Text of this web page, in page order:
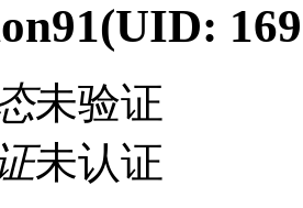
(UID:
未验证
未认证